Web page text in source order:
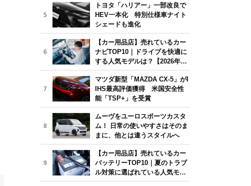
5
トヨタ「ハリアー」一部改良で
HEV一本化 特別仕様車ナイト
シェードも進化
6
【カー用品店】売れているカー
ナビTOP10｜ドライブを快適に
する人気モデルは？【2026年6
月版】
7
マツダ新型「MAZDA CX-5」がI
IHS最高評価獲得 米国安全性
能「TSP+」を受賞
8
ムーヴをユーロスポーツカスタ
ム！ 日常の使いやすさはそのま
まに、他とは違うスタイルへ
9
【カー用品店】売れているカー
バッテリーTOP10｜夏のトラブ
ル対策に選ばれている人気モデ
ルは？【2026年6月版】